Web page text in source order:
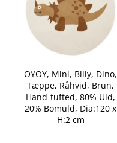
OYOY, Mini, Billy, Dino,
Tæppe, Råhvid, Brun,
Hand-tufted, 80% Uld,
20% Bomuld, Dia:120 x
H:2 cm